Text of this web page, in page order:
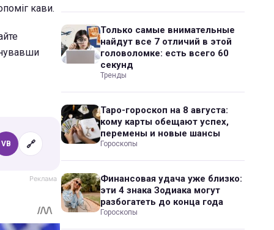
кави.
VB 🔗
Только самые внимательные
найдут все 7 отличий в этой
головоломке: есть всего 60
секунд
Тренды
Таро-гороскоп на 8 августа:
кому карты обещают успех,
перемены и новые шансы
Гороскопы
Финансовая удача уже близко:
эти 4 знака Зодиака могут
разбогатеть до конца года
Гороскопы